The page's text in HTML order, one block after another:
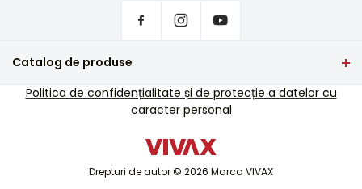
De unde să cumpărați produsele VIVAX?
Asistență pentru servicii
Asistență de service în afara garanției
Catalog de produse
TV si audio
Dispozitive inteligenteDrepturi de autor © 2026 Marca VIVAX
Politica de confidențialitate și de protecție a datelor cu
caracter personal